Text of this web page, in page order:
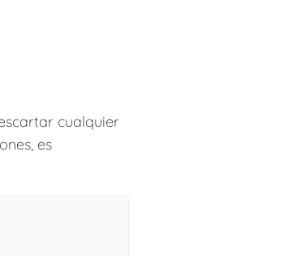
cualquier
es